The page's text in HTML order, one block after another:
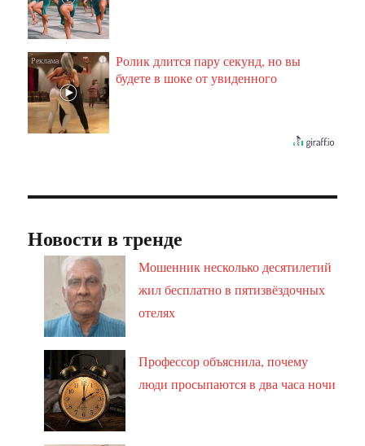
i
Ролик длится пару секунд, но вы
будете в шоке от увиденного
Новости в тренде
Мошенник несколько десятилетий
жил бесплатно в пятизвёздочных
отелях
Профессор объяснила, почему
люди просыпаются в два часа ночи